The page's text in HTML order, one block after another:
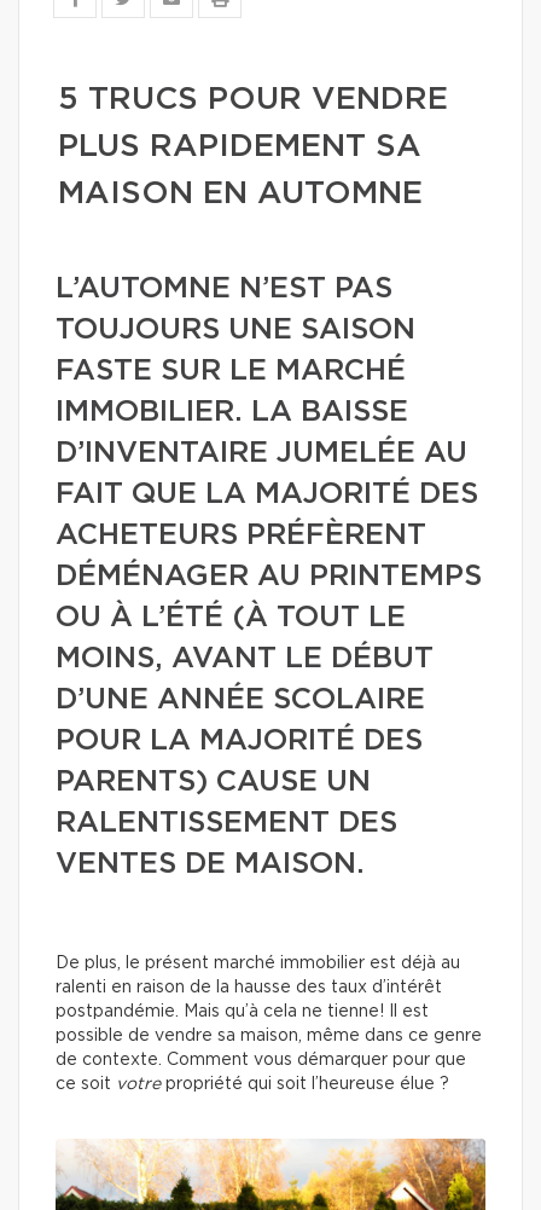
5 TRUCS POUR VENDRE
PLUS RAPIDEMENT SA
MAISON EN AUTOMNE
L’AUTOMNE N’EST PAS
TOUJOURS UNE SAISON
FASTE SUR LE MARCHÉ
IMMOBILIER. LA BAISSE
D’INVENTAIRE JUMELÉE AU
FAIT QUE LA MAJORITÉ DES
ACHETEURS PRÉFÈRENT
DÉMÉNAGER AU PRINTEMPS
OU À L’ÉTÉ (À TOUT LE
MOINS, AVANT LE DÉBUT
D’UNE ANNÉE SCOLAIRE
POUR LA MAJORITÉ DES
PARENTS) CAUSE UN
RALENTISSEMENT DES
VENTES DE MAISON.
De plus, le présent marché immobilier est déjà au
ralenti en raison de la hausse des taux d’intérêt
postpandémie. Mais qu’à cela ne tienne! Il est
possible de vendre sa maison, même dans ce genre
de contexte. Comment vous démarquer pour que
ce soit votrepropriété qui soit l’heureuse élue ?